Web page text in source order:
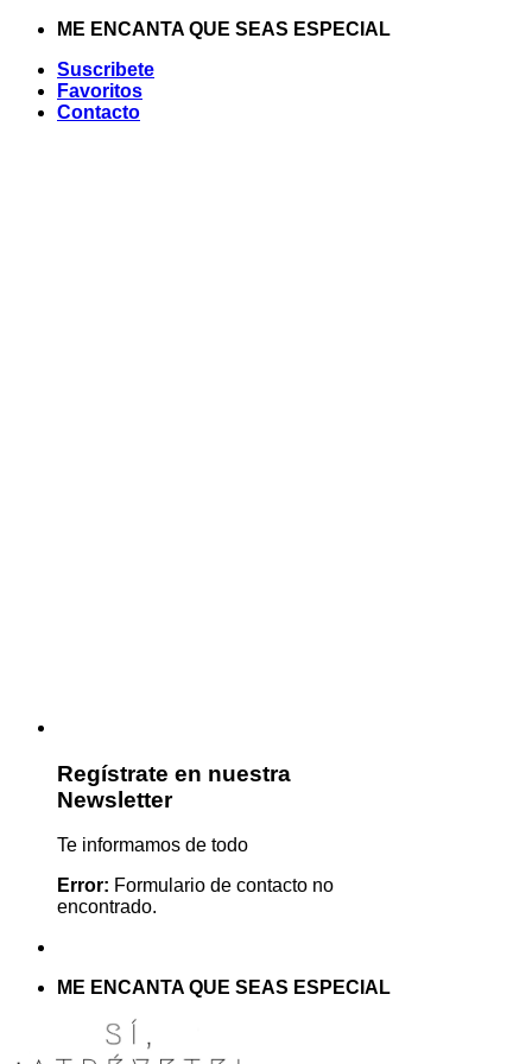
Saltar
contenido
ME ENCANTA QUE SEAS ESPECIAL
Suscribete
Favoritos
Contacto
Regístrate en nuestra
Newsletter
Te informamos de todo
Error: Formulario de contacto no
encontrado.
ME ENCANTA QUE SEAS ESPECIAL